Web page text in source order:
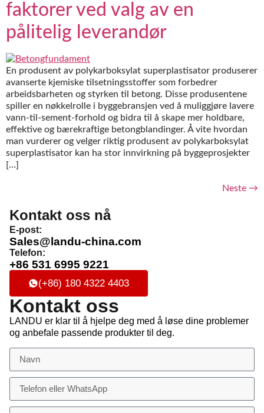
faktorer ved valg av en
pålitelig leverandør
En produsent av polykarboksylat superplastisator produserer
avanserte kjemiske tilsetningsstoffer som forbedrer
arbeidsbarheten og styrken til betong. Disse produsentene
spiller en nøkkelrolle i byggebransjen ved å muliggjøre lavere
vann-til-sement-forhold og bidra til å skape mer holdbare,
effektive og bærekraftige betongblandinger. Å vite hvordan
man vurderer og velger riktig produsent av polykarboksylat
superplastisator kan ha stor innvirkning på byggeprosjekter
[…]
Neste →
Kontakt oss nå
E-post:
Sales@landu-china.com
Telefon:
+86 531 6995 9221
(+86) 180 4322 4403
Kontakt oss
LANDU er klar til å hjelpe deg med å løse dine problemer
og anbefale passende produkter til deg.